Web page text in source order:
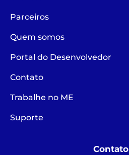
Parceiros
Quem somos
Portal do Desenvolvedor
Contato
Trabalhe no ME
Suporte
Contato